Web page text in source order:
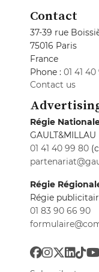
Contact
37-39 rue
75016 Paris
France
Phone : 01 41
Contact us
Régie
GAULT&MILLAU
01 41 40 99 80
Régie
Régie
01 83 90 66 90